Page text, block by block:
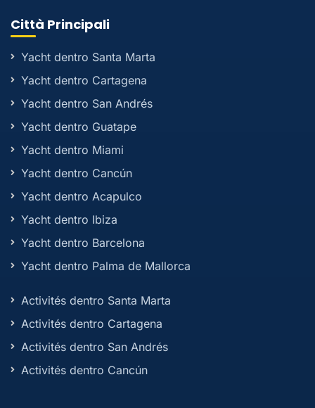
Città Principali
Yacht dentro Santa Marta
Yacht dentro Cartagena
Yacht dentro San Andrés
Yacht dentro Guatape
Yacht dentro Miami
Yacht dentro Cancún
Yacht dentro Acapulco
Yacht dentro Ibiza
Yacht dentro Barcelona
Yacht dentro Palma de Mallorca
Activités dentro Santa Marta
Activités dentro Cartagena
Activités dentro San Andrés
Activités dentro Cancún